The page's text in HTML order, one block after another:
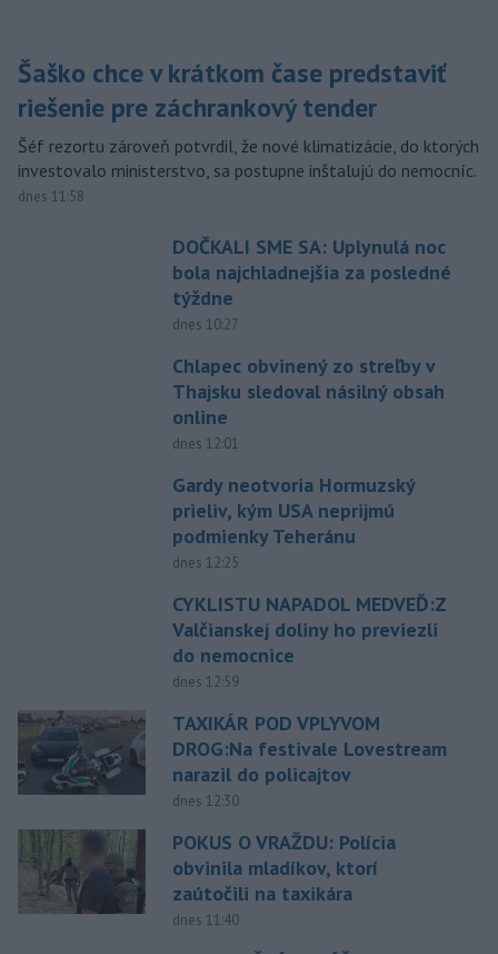
Šaško chce v krátkom čase predstaviť
riešenie pre záchrankový tender
Šéf rezortu zároveň potvrdil, že nové klimatizácie, do ktorých
investovalo ministerstvo, sa postupne inštalujú do nemocníc.
dnes 11:58
DOČKALI SME SA: Uplynulá noc
bola najchladnejšia za posledné
týždne
dnes 10:27
Chlapec obvinený zo streľby v
Thajsku sledoval násilný obsah
online
dnes 12:01
Gardy neotvoria Hormuzský
prieliv, kým USA neprijmú
podmienky Teheránu
dnes 12:25
CYKLISTU NAPADOL MEDVEĎ:Z
Valčianskej doliny ho previezli
do nemocnice
dnes 12:59
TAXIKÁR POD VPLYVOM
DROG:Na festivale Lovestream
narazil do policajtov
dnes 12:30
POKUS O VRAŽDU: Polícia
obvinila mladíkov, ktorí
zaútočili na taxikára
dnes 11:40